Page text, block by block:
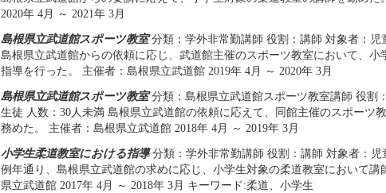
2020年 4月 ～ 2021年 3月
島根県立武道館スポーツ教室分類：学外非常勤講師 役割：講師 対象者：児
島根県立武道館からの依頼に応じ、武道館主催のスポーツ教室において、小
指導を行った。 主催者：島根県立武道館 2019年 4月 ～ 2020年 3月
島根県立武道館スポーツ教室分類：島根県立武道館スポーツ教室講師 役割
生徒 人数：30人未満 島根県立武道館の依頼に応えて、同館主催のスポーツ
務めた。 主催者：島根県立武道館 2018年 4月 ～ 2019年 3月
小学生柔道教室における指導分類：学外非常勤講師 役割：講師 対象者：児
例年通り、島根県立武道館の求めに応じ、小学生対象の柔道教室において講
県立武道館 2017年 4月 ～ 2018年 3月 キーワード:柔道、小学生